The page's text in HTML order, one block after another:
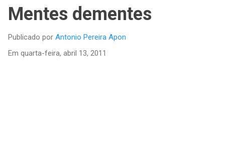
Mentes dementes
Publicado por Antonio Pereira Apon
Em quarta-feira, abril 13, 2011